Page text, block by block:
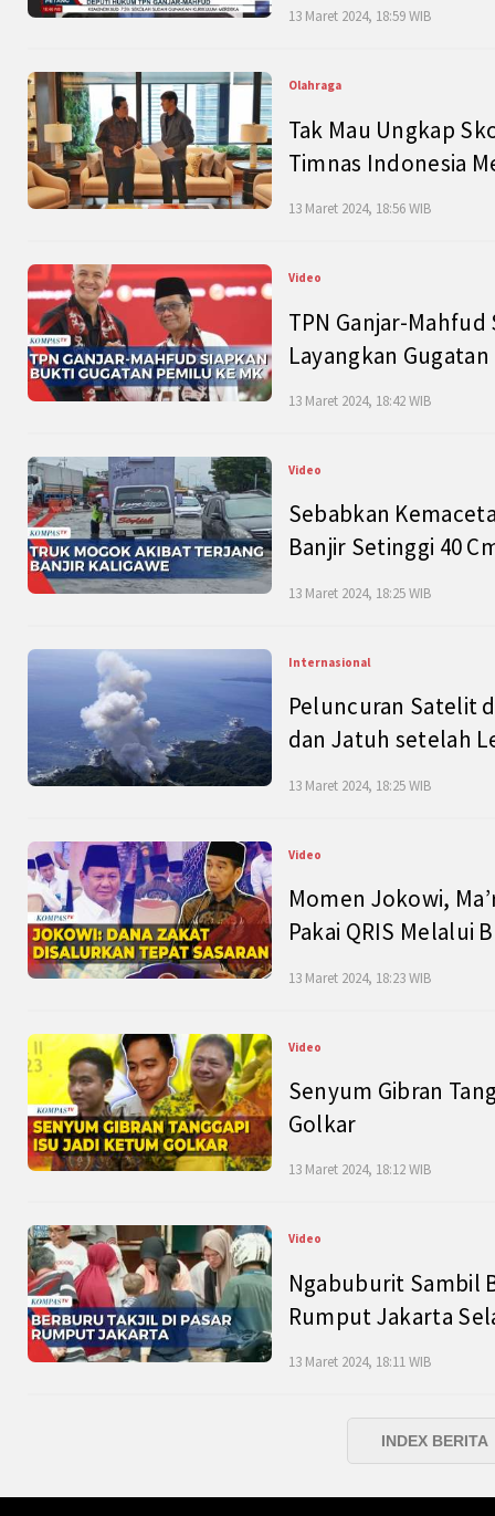
13 Maret 2024, 18:59 WIB
Olahraga
Tak Mau Ungkap
Timnas Indonesia
13 Maret 2024, 18:56 WIB
Video
TPN Ganjar-
Layangkan
13 Maret 2024, 18:42 WIB
Video
Sebabkan
Banjir Setinggi 40
13 Maret 2024, 18:25 WIB
Internasional
Peluncuran Satelit
dan Jatuh setelah
13 Maret 2024, 18:25 WIB
Video
Momen Jokowi,
Pakai QRIS Melalui
13 Maret 2024, 18:23 WIB
Video
Senyum Gibran
Golkar
13 Maret 2024, 18:12 WIB
Video
Ngabuburit Sambil
Rumput Jakarta
13 Maret 2024, 18:11 WIB
INDEX BERITA